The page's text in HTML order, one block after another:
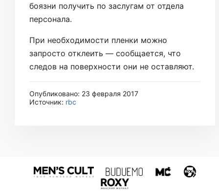
боязни получить по заслугам от отдела
персонала.
При необходимости пленки можно
запросто отклеить — сообщается, что
следов на поверхности они не оставляют.
Опубликовано: 23 февраля 2017
Источник: rbc